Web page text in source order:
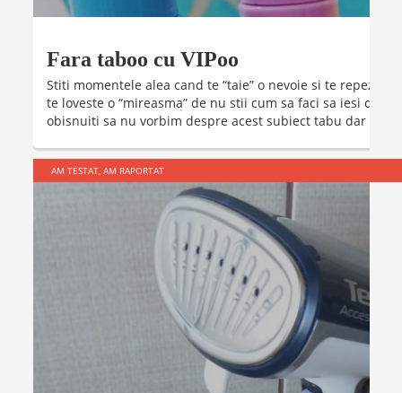
Fara taboo cu VIPoo
Stiti momentele alea cand te “taie” o nevoie si te repezi
te loveste o “mireasma” de nu stii cum sa faci sa iesi de
obisnuiti sa nu vorbim despre acest subiect tabu dar ...
AM TESTAT, AM RAPORTAT